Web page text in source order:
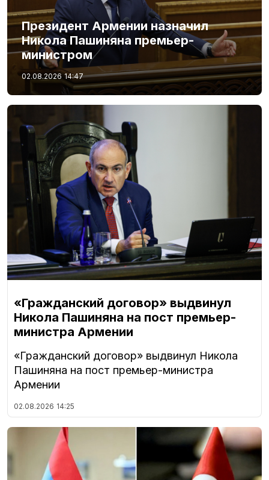
Президент Армении назначил
Никола Пашиняна премьер-
министром
02.08.2026 14:47
«Гражданский договор» выдвинул
Никола Пашиняна на пост премьер-
министра Армении
«Гражданский договор» выдвинул Никола
Пашиняна на пост премьер-министра
Армении
02.08.2026 14:25